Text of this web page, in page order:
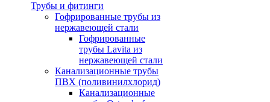
Трубы и фитинги
Гофрированные трубы из
нержавеющей стали
Гофрированные
трубы Lavita из
нержавеющей стали
Канализационные трубы
ПВХ (поливинилхлорид)
Канализационные